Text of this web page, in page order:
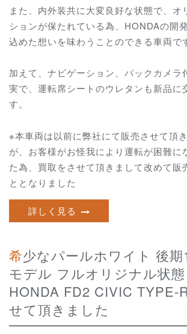
また、内外装共に大変良好な状態で、オ
ションが保たれている為、HONDAの開
込めた想いを味わうことのできる車両で
加えて、ナビゲーション、バックカメラ
実で、運転席シートのウレタンも新品に
す。
※本車両は以前に弊社にて販売させて頂
が、お客様がお怪我により運転が困難に
た為、買取をさせて頂きまして改めて販
ととなりました
詳しく見る
希少なパールホワイト 後期180系最終
モデル フルオリジナル状態
HONDA FD2 CIVIC TYPE-
せて頂きました